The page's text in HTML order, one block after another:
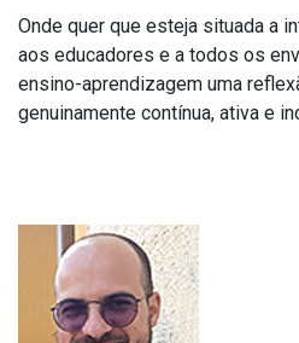
Onde quer que esteja situada a
aos educadores e a todos os
ensino-aprendizagem uma
genuinamente contínua, ativa e